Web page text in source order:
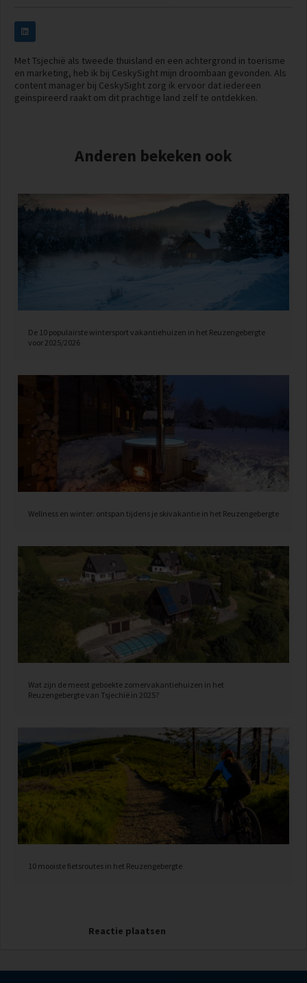
Met Tsjechië als tweede thuisland en een achtergrond in toerisme
en marketing, heb ik bij CeskySight mijn droombaan gevonden. Als
content manager bij CeskySight zorg ik ervoor dat iedereen
geïnspireerd raakt om dit prachtige land zelf te ontdekken.
Anderen bekeken ook
De 10 populairste wintersport vakantiehuizen in het Reuzengebergte
voor 2025/2026
Wellness en winter: ontspan tijdens je skivakantie in het Reuzengebergte
Wat zijn de meest geboekte zomervakantiehuizen in het
Reuzengebergte van Tsjechië in 2025?
10 mooiste fietsroutes in het Reuzengebergte
Reactie plaatsen